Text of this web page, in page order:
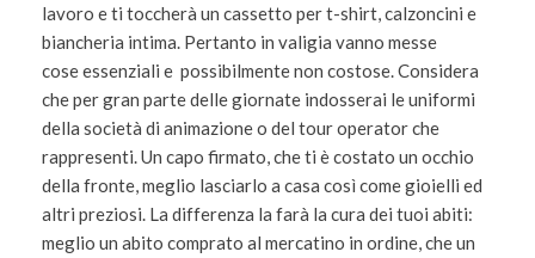
lavoro e ti toccherà un cassetto per t-shirt, calzoncini e
biancheria intima. Pertanto in valigia vanno messe
cose essenziali e possibilmente non costose. Considera
che per gran parte delle giornate indosserai le uniformi
della società di animazione o del tour operator che
rappresenti. Un capo firmato, che ti è costato un occhio
della fronte, meglio lasciarlo a casa così come gioielli ed
altri preziosi. La differenza la farà la cura dei tuoi abiti:
meglio un abito comprato al mercatino in ordine, che un